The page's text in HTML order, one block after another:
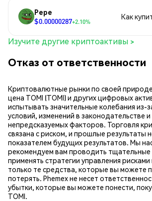
Pepe
$0.00000287+2.10%
Как
Изучите другие криптоактивы >
Отказ от ответственности
Криптовалютные рынки по своей
цена TOMI (TOMI) и других цифровых
испытывать значительные колебания из-
условий, изменений в законодательстве и
непредсказуемых факторов. Торговля
связана с риском, и прошлые результаты
показателем будущих результатов. Мы
рекомендуем вам проводить тщательные
применять стратегии управления
только те средства, которые вы можете
потерять. Phemex не несет
убытки, которые вы можете понести,
TOMI.